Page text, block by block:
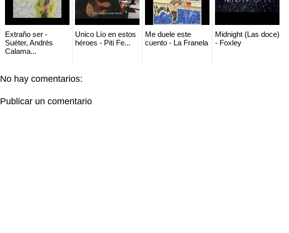
Extraño ser -
Suéter, Andrés
Calama...
Unico Lío en estos
héroes - Piti Fe...
Me duele este
cuento - La Franela
Midnight (Las doce)
- Foxley
No hay comentarios:
Publicar un comentario